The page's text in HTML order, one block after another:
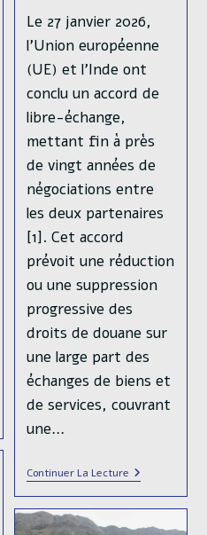
Le 27 janvier 2026,
l’Union européenne
(UE) et l’Inde ont
conclu un accord de
libre-échange,
mettant fin à près
de vingt années de
négociations entre
les deux partenaires
[1]. Cet accord
prévoit une réduction
ou une suppression
progressive des
droits de douane sur
une large part des
échanges de biens et
de services, couvrant
une…
Continuer La LectureAccord
De
Libre-
Échange
UE–
la
publication :
Temps
lecture :
29 mins read
Post
category:
Analyses Russie
Guerre en Ukraine -
Chapitre 4 : L'été des
illusions (juin 2023-
septembre 2023) La
présente série
d’articles est dédiée
à une analyse
stratégique du
conflit ukrainien, afin
de synthétiser aussi
clairement que
possible les grandes
dynamiques de la
guerre telles que
nous les percevons.
tellement de choses à
dire sur telle…